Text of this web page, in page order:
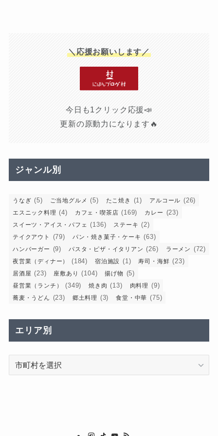
＼応援お願いします／
今日も1クリック応援📣
更新の原動力になります🔥
ジャンル別
うなぎ (5) ご当地グルメ (5) たこ焼き (1) アルコール (26)
エスニック料理 (4) カフェ・喫茶店 (169) カレー (23)
スイーツ・アイス・パフェ (136) ステーキ (2)
テイクアウト (79) パン・焼き菓子・ケーキ (63)
ハンバーガー (9) パスタ・ピザ・イタリアン (26) ラーメン (72)
夜営業（ディナー） (184) 宿泊施設 (1) 寿司・海鮮 (23)
居酒屋 (23) 座敷あり (104) 揚げ物 (5)
昼営業（ランチ） (349) 焼き肉 (13) 肉料理 (9)
蕎麦・うどん (23) 郷土料理 (3) 食堂・中華 (75)
エリア別